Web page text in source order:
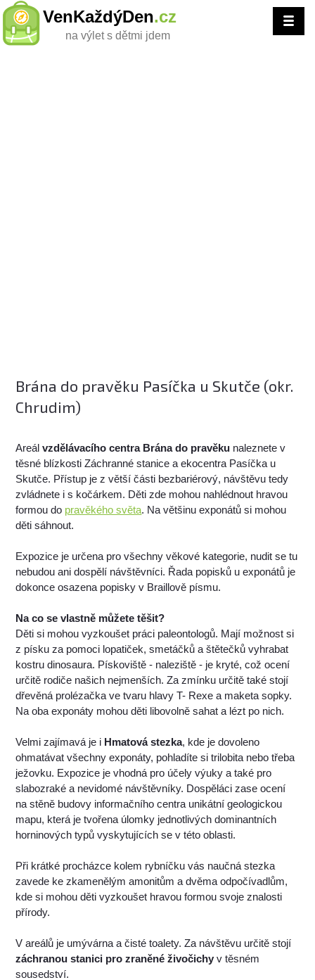
VenKaždýDen.cz
na výlet s dětmi jdem
Brána do pravěku Pasíčka u Skutče (okr.
Chrudim)
Areálvzdělávacího centra Brána do pravěku naleznete v
těsné blízkosti Záchranné stanice a ekocentra Pasíčka u
Skutče. Přístup je z větší části bezbariérový, návštěvu tedy
zvládnete i s kočárkem. Děti zde mohou nahlédnout hravou
formou do pravěkého světa. Na většinu exponátů si mohou
děti sáhnout.
Expozice je určena pro všechny věkové kategorie, nudit se tu
nebudou ani dospělí návštěvníci. Řada popisků u exponátů je
dokonce osazena popisky v Braillově písmu.
Na co se vlastně můžete těšit?
Děti si mohou vyzkoušet práci paleontologů. Mají možnost si
z písku za pomoci lopatiček, smetáčků a štětečků vyhrabat
kostru dinosaura. Pískoviště - naleziště - je kryté, což ocení
určitě rodiče našich nejmenších. Za zmínku určitě také stojí
dřevěná prolézačka ve tvaru hlavy T- Rexe a maketa sopky.
Na oba exponáty mohou děti libovolně sahat a lézt po nich.
Velmi zajímavá je i Hmatová stezka, kde je dovoleno
ohmatávat všechny exponáty, pohladíte si trilobita nebo třeba
ježovku. Expozice je vhodná pro účely výuky a také pro
slabozraké a nevidomé návštěvníky. Dospěláci zase ocení
na stěně budovy informačního centra unikátní geologickou
mapu, která je tvořena úlomky jednotlivých dominantních
horninových typů vyskytujících se v této oblasti.
Při krátké procházce kolem rybníčku vás naučná stezka
zavede ke zkamenělým amonitům a dvěma odpočívadlům,
kde si mohou děti vyzkoušet hravou formou svoje znalosti
přírody.
V areálů je umývárna a čisté toalety. Za návštěvu určitě stojí
záchranou stanici pro zraněné živočichy v těsném
sousedství.